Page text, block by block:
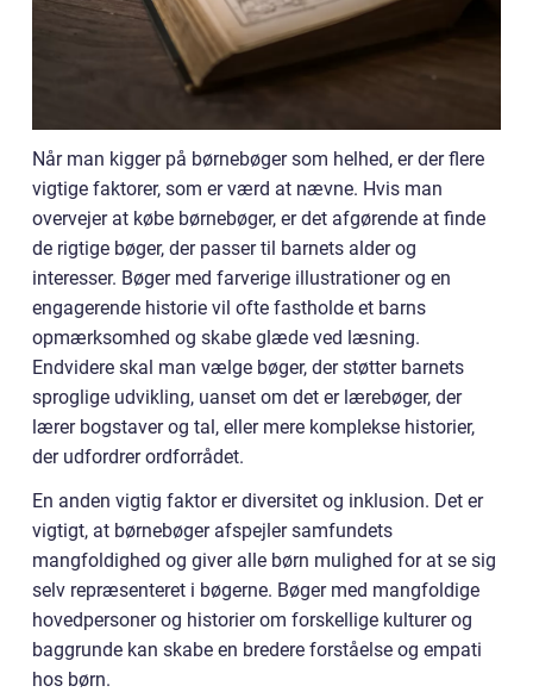
Når man kigger på børnebøger som helhed, er der flere
vigtige faktorer, som er værd at nævne. Hvis man
overvejer at købe børnebøger, er det afgørende at finde
de rigtige bøger, der passer til barnets alder og
interesser. Bøger med farverige illustrationer og en
engagerende historie vil ofte fastholde et barns
opmærksomhed og skabe glæde ved læsning.
Endvidere skal man vælge bøger, der støtter barnets
sproglige udvikling, uanset om det er lærebøger, der
lærer bogstaver og tal, eller mere komplekse historier,
der udfordrer ordforrådet.
En anden vigtig faktor er diversitet og inklusion. Det er
vigtigt, at børnebøger afspejler samfundets
mangfoldighed og giver alle børn mulighed for at se sig
selv repræsenteret i bøgerne. Bøger med mangfoldige
hovedpersoner og historier om forskellige kulturer og
baggrunde kan skabe en bredere forståelse og empati
hos børn.